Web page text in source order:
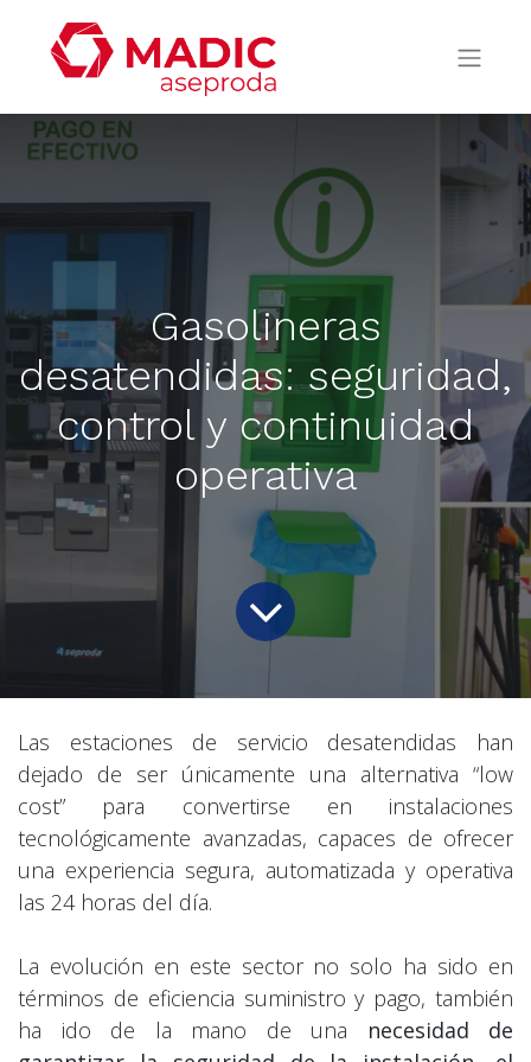
Gasolineras
desatendidas: seguridad,
control y continuidad
operativa
Las estaciones de servicio desatendidas han
dejado de ser únicamente una alternativa “low
cost” para convertirse en instalaciones
tecnológicamente avanzadas, capaces de ofrecer
una experiencia segura, automatizada y operativa
las 24 horas del día.
La evolución en este sector no solo ha sido en
términos de eficiencia suministro y pago, también
ha ido de la mano de una
necesidad de